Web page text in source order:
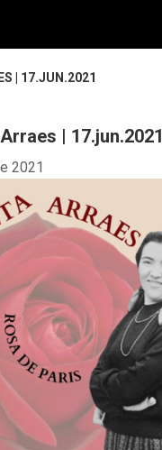
| 17.JUN.2021
| 17.jun.2021
2021